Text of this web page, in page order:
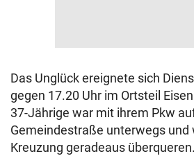
Das Unglück ereignete sich
gegen 17.20 Uhr im Ortsteil
37-Jährige war mit ihrem Pkw
Gemeindestraße unterwegs und
Kreuzung geradeaus